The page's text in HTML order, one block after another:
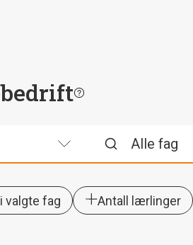
valgte fag Antall lærlinger